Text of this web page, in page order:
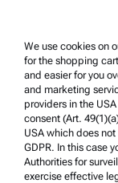
Trademarks
Whistleblowing
Product Support
Anton Paar Certified
Safety declaration
We use cookies on
for the shopping
and easier for you
and marketing
providers in the
consent (Art.
USA which does
GDPR. In this case
Authorities for
exercise effective